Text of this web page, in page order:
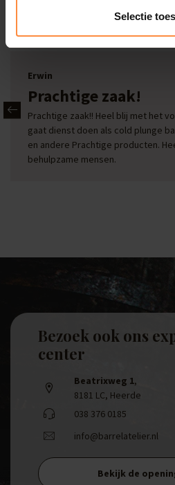
Selectie
Onze reviews
Bekijk alle reviews
Erwin
Prachtige zaak!
Prachtige zaak!! Heel blij met het
gaat dienst doen als cold plunge
en andere Prachtige producten.
behulpzame mensen.
Bezoek ook ons
center
Beatrixweg 1,
8181 LC, Heerde
038 376 0185
info@barrelatelier.nl
Bekijk de